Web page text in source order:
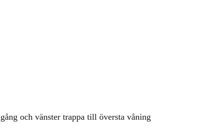
och vänster trappa till översta våning